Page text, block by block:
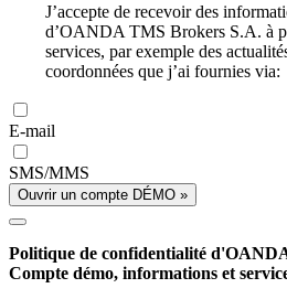
J’accepte de recevoir des
d’OANDA TMS Brokers S.A. à
services, par exemple des
coordonnées que j’ai fournies via:
E-mail
SMS/MMS
Ouvrir un compte DÉMO »
Politique de confidentialité
Compte démo, informations et